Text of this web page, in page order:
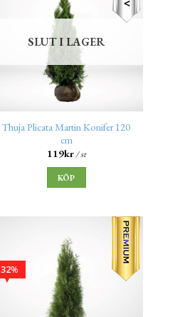
SLUT I LAGER
Thuja Plicata Martin Konifer 120
cm
119kr/ st
KÖP
%
32